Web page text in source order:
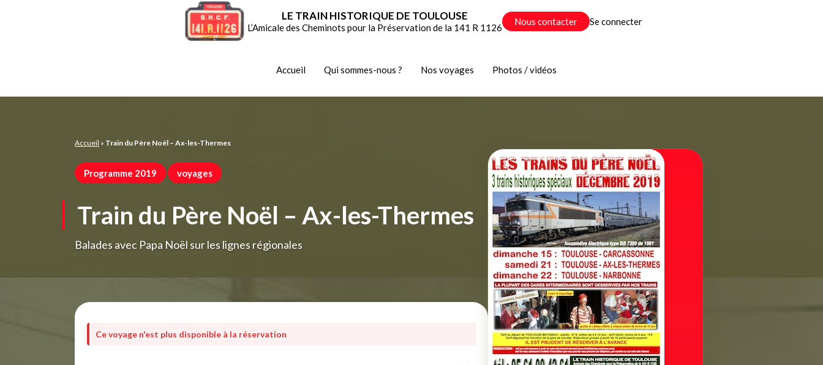
LE TRAIN HISTORIQUE DE TOULOUSE
L’Amicale des Cheminots pour la Préservation de la 141 R 1126
Nous contacter Se connecter
Accueil Qui sommes-nous ? Nos voyages Photos / vidéos
Accueil » Train du Père Noël – Ax-les-Thermes
Programme 2019 voyages
Train du Père Noël – Ax-les-Thermes
Balades avec Papa Noël sur les lignes régionales
Ce voyage n'est plus disponible à la réservation